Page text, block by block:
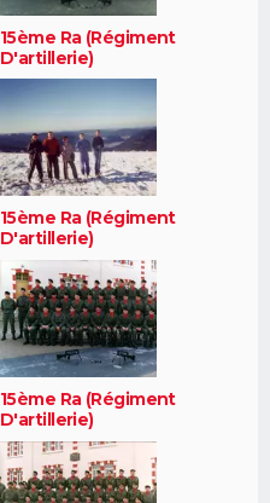
15ème Ra (Régiment
D'artillerie)
15ème Ra (Régiment
D'artillerie)
15ème Ra (Régiment
D'artillerie)